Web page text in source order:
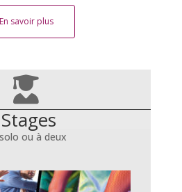
En savoir plus
Stages
ou à deux